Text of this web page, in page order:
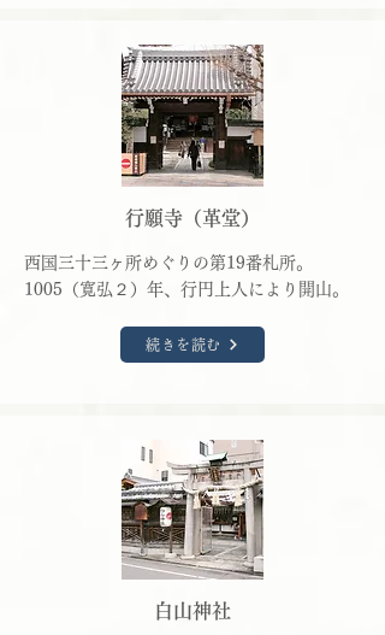
行願寺（革堂）
西国三十三ヶ所めぐりの第19番札所。
1005（寛弘２）年、行円上人により開山。
続きを読む
白山神社